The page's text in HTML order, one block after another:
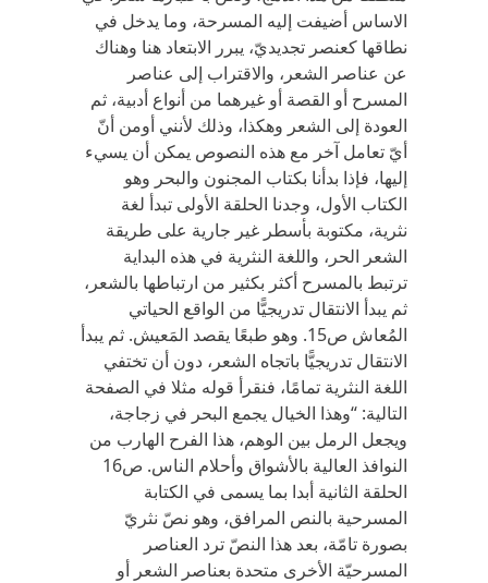
الاساس أضيفت إليه المسرحة، وما يدخل في
نطاقها كعنصر تجديديّ، يبرر الابتعاد هنا وهناك
عن عناصر الشعر، والاقتراب إلى عناصر
المسرح أو القصة أو غيرهما من أنواع أدبية، ثم
العودة إلى الشعر وهكذا، وذلك لأنني أومن أنّ
أيّ تعامل آخر مع هذه النصوص يمكن أن يسيء
إليها، فإذا بدأنا بكتاب المجنون والبحر وهو
الكتاب الأول، وجدنا الحلقة الأولى تبدأ لغة
نثرية، مكتوبة بأسطر غير جارية على طريقة
الشعر الحر، واللغة النثرية في هذه البداية
ترتبط بالمسرح أكثر بكثير من ارتباطها بالشعر،
ثم يبدأ الانتقال تدريجيًّا من الواقع الحياتي
المُعاش ص15. وهو طبعًا يقصد المَعيش. ثم يبدأ
الانتقال تدريجيًّا باتجاه الشعر، دون أن تختفي
اللغة النثرية تمامًا، فنقرأ قوله مثلا في الصفحة
التالية: “وهذا الخيال يجمع البحر في زجاجة،
ويجعل الرمل بين الوهم، هذا الفرح الهارب من
النوافذ العالية بالأشواق وأحلام الناس. ص16
الحلقة الثانية أبدا بما يسمى في الكتابة
المسرحية بالنص المرافق، وهو نصّ نثريّ
بصورة تامّة، بعد هذا النصّ ترد العناصر
المسرحيّة الأخرى متحدة بعناصر الشعر أو